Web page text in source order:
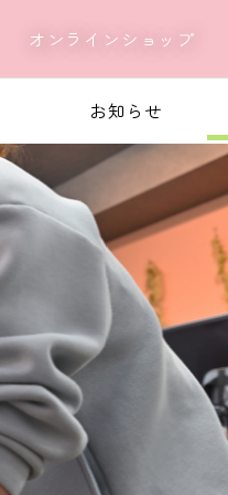
オンラインショップ
お知らせ